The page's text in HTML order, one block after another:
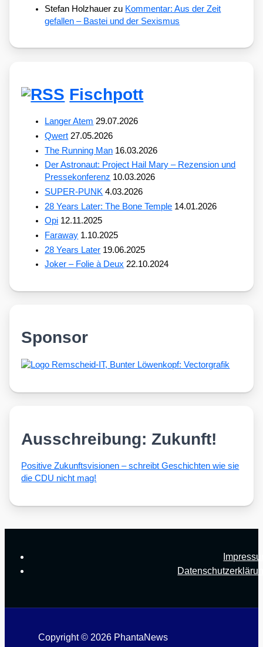
Stefan Holzhauer zu Kommentar: Aus der Zeit
gefallen – Bastei und der Sexismus
Fischpott
Langer Atem 29.07.2026
Qwert 27.05.2026
The Running Man 16.03.2026
Der Astronaut: Project Hail Mary – Rezension und
Pressekonferenz 10.03.2026
SUPER-PUNK 4.03.2026
28 Years Later: The Bone Temple 14.01.2026
Opi 12.11.2025
Faraway 1.10.2025
28 Years Later 19.06.2025
Joker – Folie à Deux 22.10.2024
Sponsor
Ausschreibung: Zukunft!
Posi­ti­ve Zukunfts­vi­sio­nen – schreibt Geschich­ten wie sie
die CDU nicht mag!
Copyright © 2026 PhantaNews